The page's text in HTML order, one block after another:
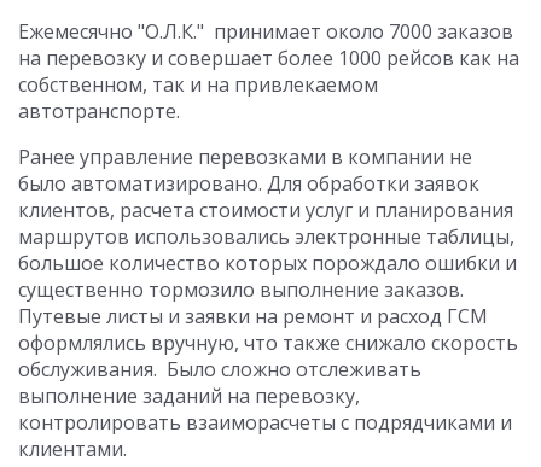
Ежемесячно "О.Л.К." принимает около 7000 заказов
на перевозку и совершает более 1000 рейсов как на
собственном, так и на привлекаемом
автотранспорте.
Ранее управление перевозками в компании не
было автоматизировано. Для обработки заявок
клиентов, расчета стоимости услуг и планирования
маршрутов использовались электронные таблицы,
большое количество которых порождало ошибки и
существенно тормозило выполнение заказов.
Путевые листы и заявки на ремонт и расход ГСМ
оформлялись вручную, что также снижало скорость
обслуживания. Было сложно отслеживать
выполнение заданий на перевозку,
контролировать взаиморасчеты с подрядчиками и
клиентами.